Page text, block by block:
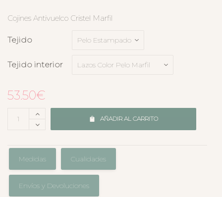
Cojines Antivuelco Cristel Marfil
Tejido
Tejido interior
53.50€
AÑADIR AL CARRITO
Medidas Cualidades
Envíos y Devoluciones